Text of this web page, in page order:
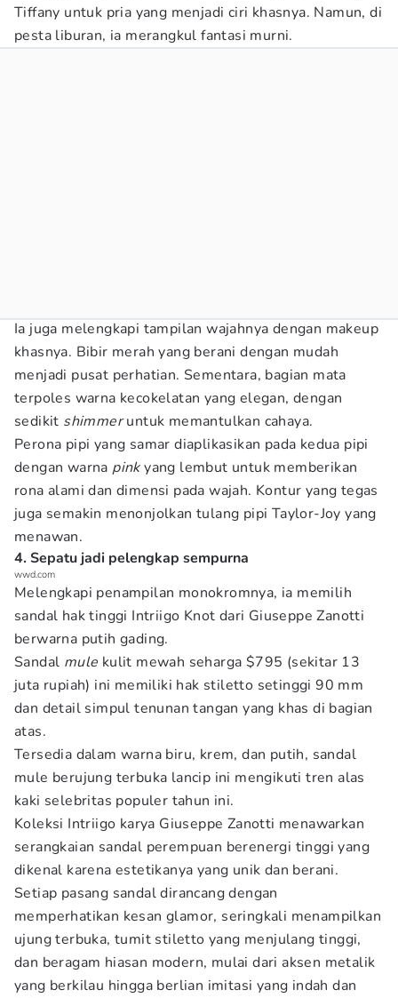
Tiffany untuk pria yang menjadi ciri khasnya. Namun, di
pesta liburan, ia merangkul fantasi murni.
Ia juga melengkapi tampilan wajahnya dengan makeup
khasnya. Bibir merah yang berani dengan mudah
menjadi pusat perhatian. Sementara, bagian mata
terpoles warna kecokelatan yang elegan, dengan
sedikit shimmeruntuk memantulkan cahaya.
Perona pipi yang samar diaplikasikan pada kedua pipi
dengan warna pinkyang lembut untuk memberikan
rona alami dan dimensi pada wajah. Kontur yang tegas
juga semakin menonjolkan tulang pipi Taylor-Joy yang
menawan.
4. Sepatu jadi pelengkap sempurna
wwd.com
Melengkapi penampilan monokromnya, ia memilih
sandal hak tinggi Intriigo Knot dari Giuseppe Zanotti
berwarna putih gading.
Sandal mule kulit mewah seharga $795 (sekitar 13
juta rupiah) ini memiliki hak stiletto setinggi 90 mm
dan detail simpul tenunan tangan yang khas di bagian
atas.
Tersedia dalam warna biru, krem, dan putih, sandal
mule berujung terbuka lancip ini mengikuti tren alas
kaki selebritas populer tahun ini.
Koleksi Intriigo karya Giuseppe Zanotti menawarkan
serangkaian sandal perempuan berenergi tinggi yang
dikenal karena estetikanya yang unik dan berani.
Setiap pasang sandal dirancang dengan
memperhatikan kesan glamor, seringkali menampilkan
ujung terbuka, tumit stiletto yang menjulang tinggi,
dan beragam hiasan modern, mulai dari aksen metalik
yang berkilau hingga berlian imitasi yang indah dan